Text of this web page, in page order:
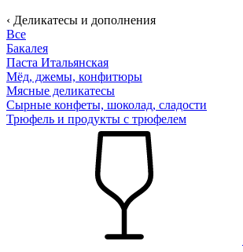
‹ Деликатесы и дополнения
Все
Бакалея
Паста Итальянская
Мёд, джемы, конфитюры
Мясные деликатесы
Сырные конфеты, шоколад, сладости
Трюфель и продукты с трюфелем